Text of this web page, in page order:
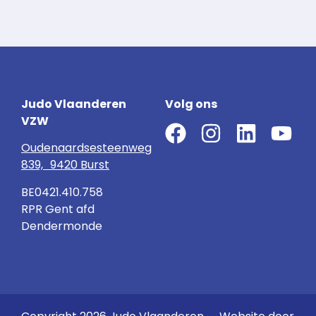
Judo Vlaanderen
VZW
Oudenaardsesteenweg
839, 9420 Burst
BE0421.410.758
RPR Gent afd
Dendermonde
Volg ons